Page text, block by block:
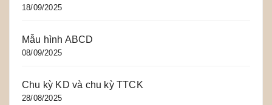
18/09/2025
Mẫu hình ABCD
08/09/2025
Chu kỳ KD và chu kỳ TTCK
28/08/2025